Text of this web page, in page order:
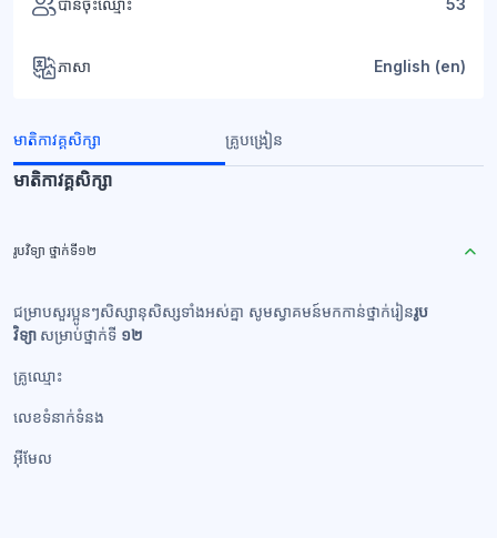
ភាសា English ‎(en)‎
មាតិកាវគ្គសិក្សា គ្រូបង្រៀន
មាតិកាវគ្គសិក្សា
រូបវិទ្យា ថ្នាក់ទី១២
ជម្រាបសួរប្អូនៗសិស្សានុសិស្សទាំងអស់គ្នា សូមស្វាគមន៍មកកាន់ថ្នាក់រៀនរូប
វិទ្យា សម្រាប់ថ្នាក់ទី ១២
គ្រូឈ្មោះ
លេខទំនាក់ទំនង​
អ៊ីមែល